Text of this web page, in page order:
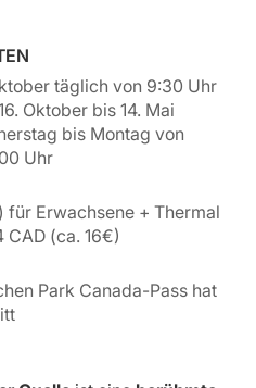
täglich von 9:30 Uhr
Oktober bis 14. Mai
bis Montag von
Uhr
für Erwachsene + Thermal
CAD (ca. 16€)
Park Canada-Pass hat